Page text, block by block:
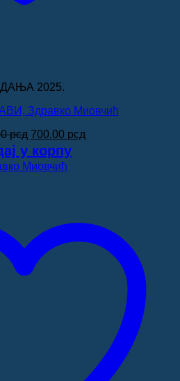
2025.
Здравко Миовчић
рсд Оригинална
цена
је
била:
700.00 рсдТренутна
у корпу